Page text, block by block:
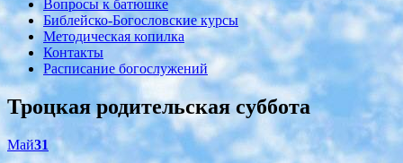
Вопросы к батюшке
Библейско-Богословские курсы
Методическая копилка
Контакты
Расписание богослужений
Троцкая родительская суббота
Май31